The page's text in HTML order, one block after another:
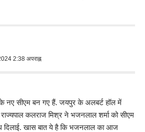
2:38 अपराह्न
नए सीएम बन गए हैं. जयपुर के अलबर्ट हॉल में
कलराज मिश्र ने भजनलाल शर्मा को सीएम
दिलाई. खास बात ये है कि भजनलाल का आज